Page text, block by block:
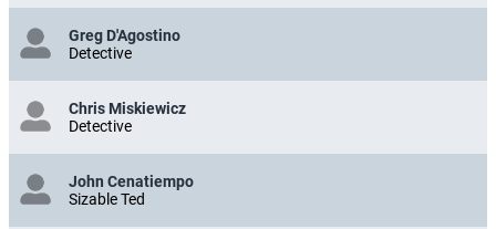
Greg D'Agostino
Detective
Chris Miskiewicz
Detective
John Cenatiempo
Sizable Ted